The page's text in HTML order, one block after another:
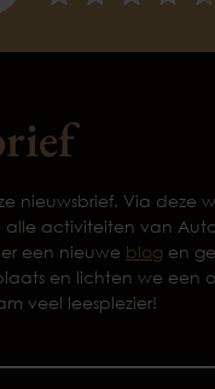
nieuwsbrief. Via deze
activiteiten van
een nieuwe blog en
en lichten we een
veel leesplezier!